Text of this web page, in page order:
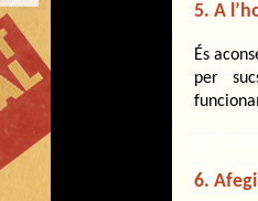
5. A
És
per
6.